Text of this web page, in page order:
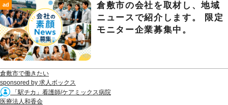
ad
倉敷市の会社を取材し、地域
ニュースで紹介します。 限定
モニター企業募集中。
倉敷市で働きたい
sponsored by 求人ボックス
「駅チカ」看護師/ケアミックス病院
医療法人和香会